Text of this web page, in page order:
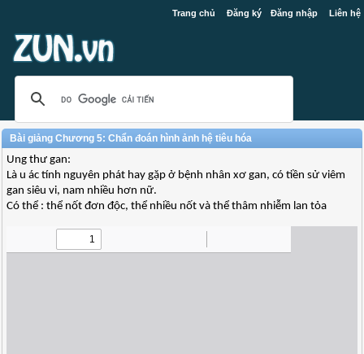
Trang chủ Đăng ký Đăng nhập Liên hệ
Bài giảng Chương 5: Chẩn đoán hình ảnh hệ tiêu hóa
Ung thư gan:
Là u ác tính nguyên phát hay gặp ở bệnh nhân xơ gan, có tiền sử viêm
gan siêu vi, nam nhiều hơn nữ.
Có thể : thể nốt đơn độc, thể nhiều nốt và thể thâm nhiễm lan tỏa